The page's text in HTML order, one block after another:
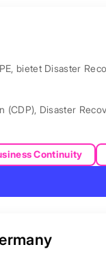
bietet Disaster
(CDP), Disaster
Continuity